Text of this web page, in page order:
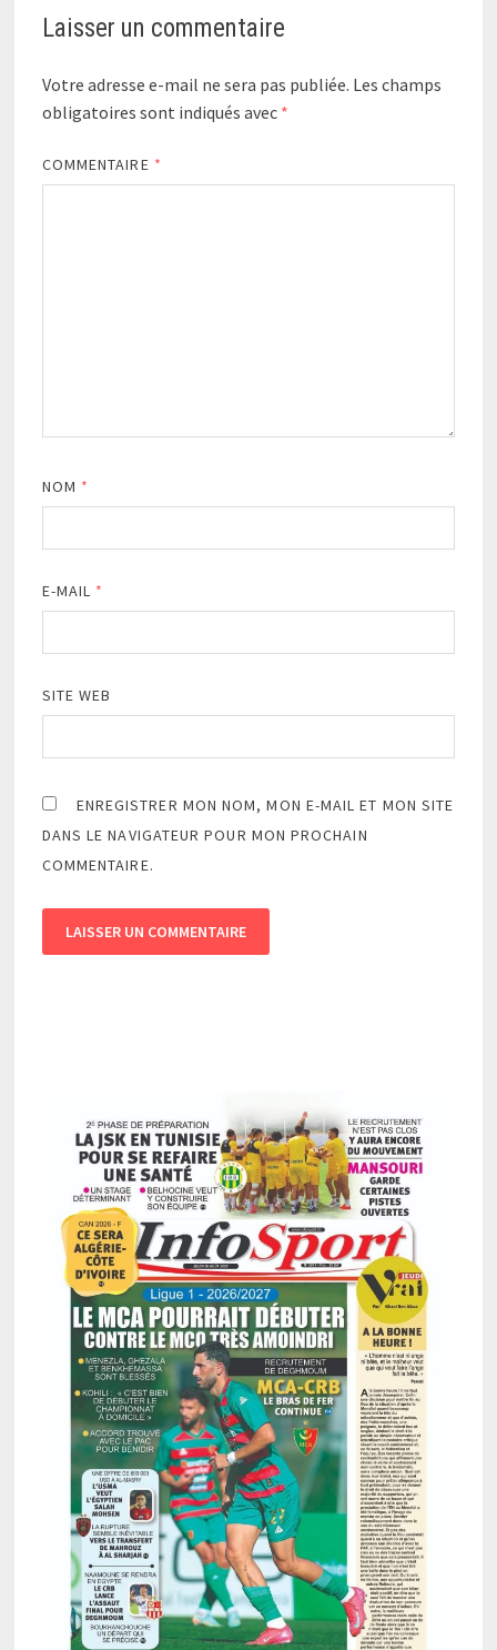
Laisser un commentaire
Votre adresse e-mail ne sera pas publiée. Les champs
obligatoires sont indiqués avec *
COMMENTAIRE *
NOM *
E-MAIL *
SITE WEB
ENREGISTRER MON NOM, MON E-MAIL ET MON SITE
DANS LE NAVIGATEUR POUR MON PROCHAIN
COMMENTAIRE.